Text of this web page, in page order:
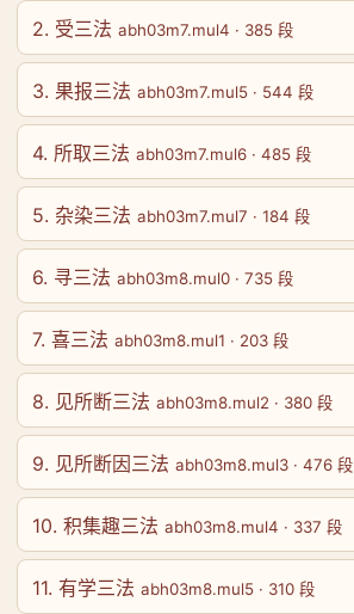
2. 受三法 abh03m7.mul4 · 385 段
3. 果报三法 abh03m7.mul5 · 544 段
4. 所取三法 abh03m7.mul6 · 485 段
5. 杂染三法 abh03m7.mul7 · 184 段
6. 寻三法 abh03m8.mul0 · 735 段
7. 喜三法 abh03m8.mul1 · 203 段
8. 见所断三法 abh03m8.mul2 · 380 段
9. 见所断因三法 abh03m8.mul3 · 476 段
10. 积集趣三法 abh03m8.mul4 · 337 段
11. 有学三法 abh03m8.mul5 · 310 段